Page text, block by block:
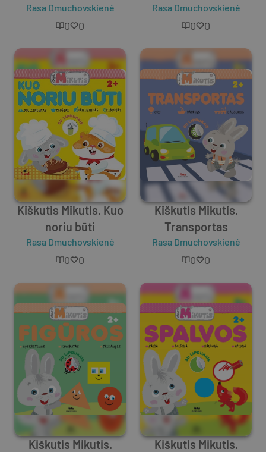
(rinkinys)
Rasa Dmuchovskienė
0 0
Rasa Dmuchovskienė
0 0
Kiškutis Mikutis. Kuo
noriu būti
Rasa Dmuchovskienė
0 0
Kiškutis Mikutis.
Transportas
Rasa Dmuchovskienė
0 0
Kiškutis Mikutis.
Kiškutis Mikutis.